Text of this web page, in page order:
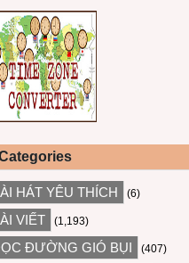
HÁT YÊU THÍCH (6)
VIẾT (1,193)
ĐƯỜNG GIÓ BỤI (407)